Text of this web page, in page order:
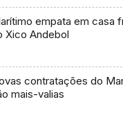
empata em casa
Xico Andebol
contratações do
mais-valias